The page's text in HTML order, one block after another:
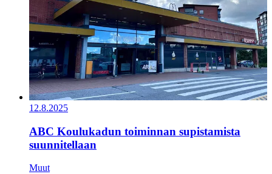
12.8.2025
ABC Koulukadun toiminnan supistamista
suunnitellaan
Muut